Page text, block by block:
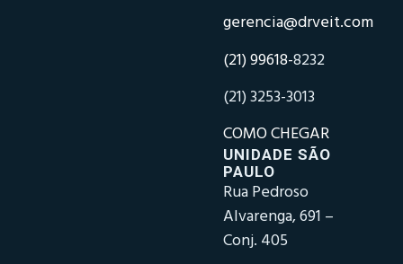
gerencia@drveit.com
(21) 99618-8232
(21) 3253-3013
COMO CHEGAR
UNIDADE SÃO
PAULO
Rua Pedroso
Alvarenga, 691 –
Conj. 405